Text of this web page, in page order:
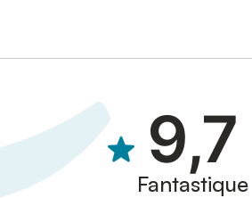
9,7
Fantastique